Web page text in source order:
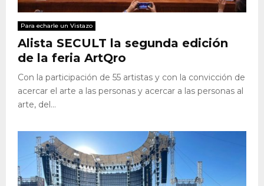
Para echarle un Vistazo
Alista SECULT la segunda edición
de la feria ArtQro
Con la participación de 55 artistas y con la convicción de
acercar el arte a las personas y acercar a las personas al
arte, del...